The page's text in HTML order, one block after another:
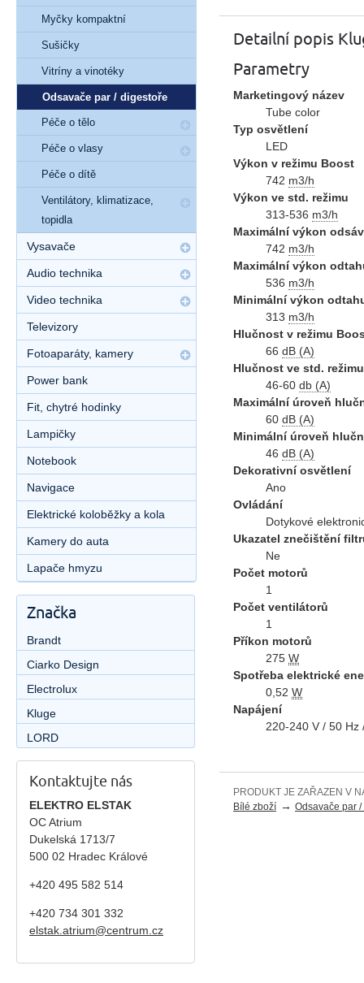
Detailní popis
Parametry
Marketingový název
Tube color
Typ osvětlení
LED
Výkon v režimu Boost
742 m3/h
Výkon ve std. režimu
313-536 m3/h
Maximální výkon
742 m3/h
Maximální výkon
536 m3/h
Minimální výkon
313 m3/h
Hlučnost v režimu
66 dB (A)
Hlučnost ve std. režimu
46-60 db (A)
Maximální úroveň
60 dB (A)
Minimální úroveň
46 dB (A)
Dekorativní osvětlení
Ano
Ovládání
Dotykové
Ukazatel znečištění
Ne
Počet motorů
1
Počet ventilátorů
1
Příkon motorů
275 W
Spotřeba elektrické
0,52 W
Napájení
220-240 V / 50 Hz
PRODUKT JE ZAŘAZEN V
Bílé zboží → Odsavače par
Myčky kompaktní
Sušičky
Vitríny a vinotéky
Odsavače par / digestoře
Péče o tělo
Péče o vlasy
Péče o dítě
Ventilátory, klimatizace,
topidla
Vysavače
Audio technika
Video technika
Televizory
Fotoaparáty, kamery
Power bank
Fit, chytré hodinky
Lampičky
Notebook
Navigace
Elektrické koloběžky a kola
Kamery do auta
Lapače hmyzu
Značka
Brandt
Ciarko Design
Electrolux
Kluge
LORD
Kontaktujte nás
ELEKTRO ELSTAK
OC Atrium
Dukelská 1713/7
500 02 Hradec Králové
+420 495 582 514
+420 734 301 332
elstak.atrium@centrum.cz